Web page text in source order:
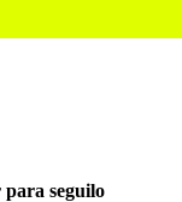
seguilo